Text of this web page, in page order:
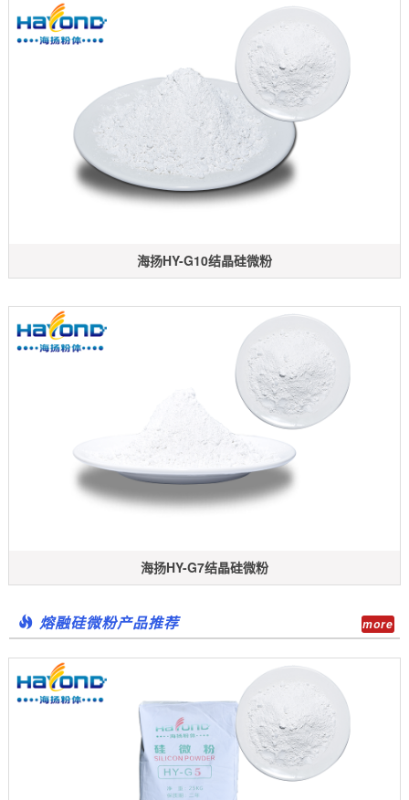
海扬HY-G10结晶硅微粉
海扬HY-G7结晶硅微粉
熔融硅微粉产品推荐 more